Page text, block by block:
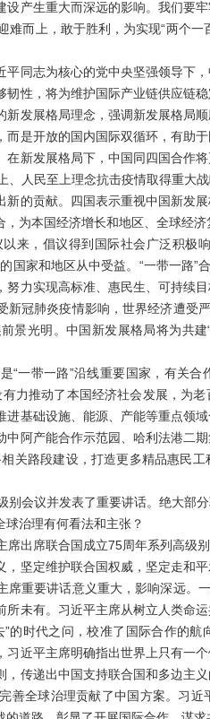
产生重大而深远的影响。我们要
难而上，敢于胜利，为实现“两个
志为核心的党中央坚强领导下
性，将为维护国际产业链供应链
发展格局理念，强调新发展格局
是开放的国内国际双循环，有助
新发展格局下，中国同四国合作
人民至上理念抗击疫情取得重大
的贡献。四国表示重视中国新发
为本国经济增长和地区、全球经济
，倡议得到国际社会广泛积极
国家和地区从中受益。“一带一路”
力实现高标准、惠民生、可持续
冠肺炎疫情影响，世界经济遭受
景光明。中国新发展格局将为共
带一路”沿线重要国家，有关合
力推动了本国经济社会发展，为
基础设施、能源、产能等重点领
阿产能合作示范园、哈利法港二
关路段建设，打造更多精品惠民
会议并发表了重要讲话。绝大部
治理有何看法和主张？
席联合国成立75周年系列高级
坚定维护联合国权威，坚定走和
重要讲话意义重大，影响深远。
未有。习近平主席从树立人类命
的时代之问，校准了国际合作的
近平主席明确指出世界上只有一
传递出中国支持联合国和多边主
善全球治理贡献了中国方案。习